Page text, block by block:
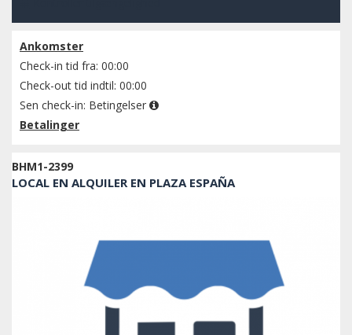
Ankomster
Check-in tid fra: 00:00
Check-out tid indtil: 00:00
Sen check-in: Betingelser
Betalinger
BHM1-2399
LOCAL EN ALQUILER EN PLAZA ESPAÑA